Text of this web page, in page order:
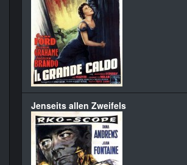
Jenseits allen Zweifels